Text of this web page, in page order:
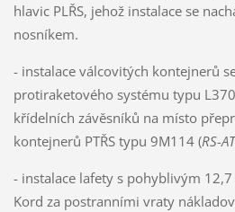
hlavic PLŘS, jehož instalace se
nosníkem.
- instalace válcovitých kontejnerů
protiraketového systému typu
křídelních závěsníků na místo
kontejnerů PTŘS typu 9M114 (RS-
- instalace lafety s pohyblivým
Kord za postranními vraty